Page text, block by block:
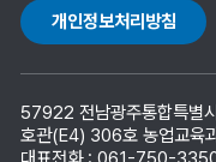
개인정보처리방침
57922 전남광주통합특별
호관(E4) 306호 농업교육